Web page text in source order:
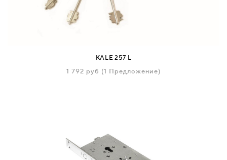
KALE 257 L
1 792 руб (1 Предложение)